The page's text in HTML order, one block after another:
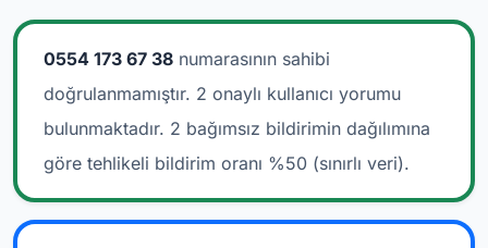
0554 173 67 38 numarasının sahibi
doğrulanmamıştır. 2 onaylı kullanıcı yorumu
bulunmaktadır. 2 bağımsız bildirimin dağılımına
göre tehlikeli bildirim oranı %50 (sınırlı veri).